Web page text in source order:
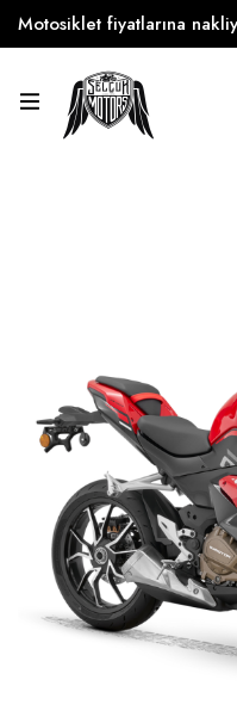
Motosiklet fiyatlarına